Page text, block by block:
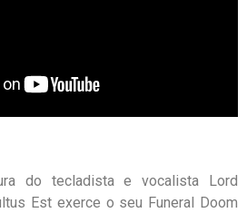
do tecladista e vocalista Lord
Est exerce o seu Funeral Doom